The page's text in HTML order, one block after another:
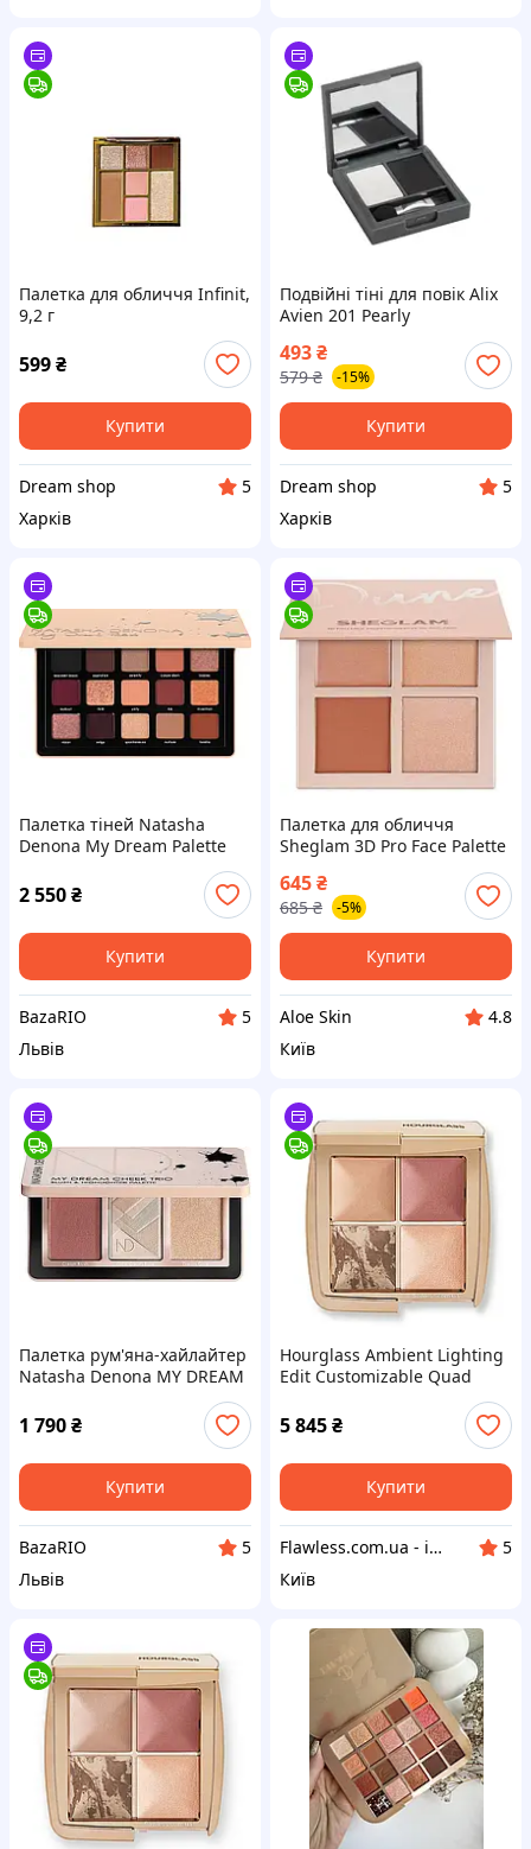
Палетка для обличчя Infinit,
9,2 г
599₴
Купити
Dream shop
5
Харків
Подвійні тіні для повік Alix
Avien 201 Pearly
493₴
579 ₴ -15%
Купити
Dream shop
5
Харків
Палетка тіней Natasha
Denona My Dream Palette
2 550₴
Купити
BazaRIO
5
Львів
Палетка для обличчя
Sheglam 3D Pro Face Palette
645₴
685 ₴ -5%
Купити
Aloe Skin
4.8
Київ
Палетка рум'яна-хайлайтер
Natasha Denona MY DREAM
CHEEK TRIO (cream blush,
glow cream base, dream
glow powder)
1 790₴
Купити
BazaRIO
5
Львів
Hourglass Ambient Lighting
Edit Customizable Quad
обличчя
5 845₴
Купити
Flawless.com.ua - інтернет-магазин професійної косметики
5
Київ